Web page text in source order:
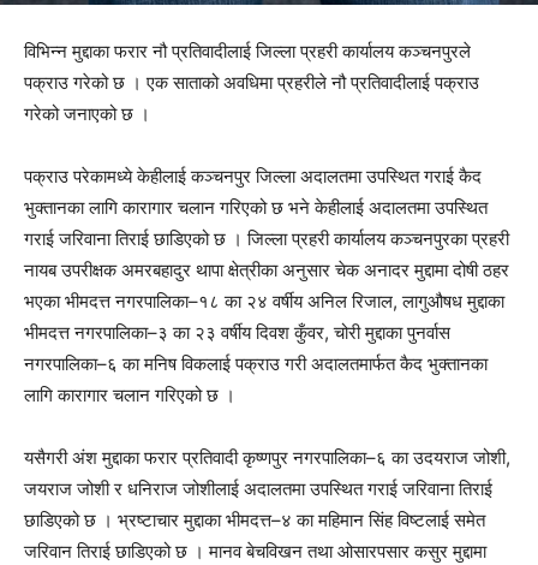
विभिन्न मुद्दाका फरार नौ प्रतिवादीलाई जिल्ला प्रहरी कार्यालय कञ्चनपुरले
पक्राउ गरेको छ । एक साताको अवधिमा प्रहरीले नौ प्रतिवादीलाई पक्राउ
गरेको जनाएको छ ।
पक्राउ परेकामध्ये केहीलाई कञ्चनपुर जिल्ला अदालतमा उपस्थित गराई कैद
भुक्तानका लागि कारागार चलान गरिएको छ भने केहीलाई अदालतमा उपस्थित
गराई जरिवाना तिराई छाडिएको छ । जिल्ला प्रहरी कार्यालय कञ्चनपुरका प्रहरी
नायब उपरीक्षक अमरबहादुर थापा क्षेत्रीका अनुसार चेक अनादर मुद्दामा दोषी ठहर
भएका भीमदत्त नगरपालिका–१८ का २४ वर्षीय अनिल रिजाल, लागुऔषध मुद्दाका
भीमदत्त नगरपालिका–३ का २३ वर्षीय दिवश कुँवर, चोरी मुद्दाका पुनर्वास
नगरपालिका–६ का मनिष विकलाई पक्राउ गरी अदालतमार्फत कैद भुक्तानका
लागि कारागार चलान गरिएको छ ।
यसैगरी अंश मुद्दाका फरार प्रतिवादी कृष्णपुर नगरपालिका–६ का उदयराज जोशी,
जयराज जोशी र धनिराज जोशीलाई अदालतमा उपस्थित गराई जरिवाना तिराई
छाडिएको छ । भ्रष्टाचार मुद्दाका भीमदत्त–४ का महिमान सिंह विष्टलाई समेत
जरिवान तिराई छाडिएको छ । मानव बेचविखन तथा ओसारपसार कसुर मुद्दामा